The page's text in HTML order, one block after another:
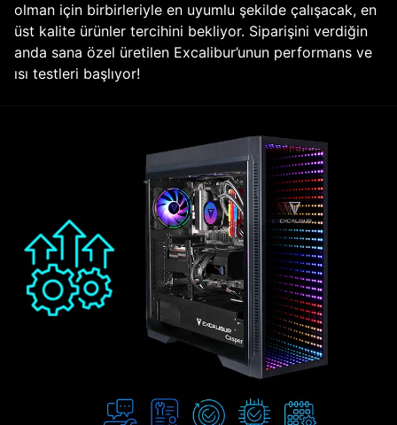
olman için birbirleriyle en uyumlu şekilde çalışacak, en
üst kalite ürünler tercihini bekliyor. Siparişini verdiğin
anda sana özel üretilen Excalibur’unun performans ve
ısı testleri başlıyor!